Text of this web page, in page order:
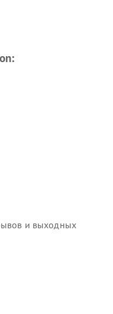
и выходных